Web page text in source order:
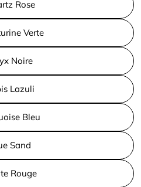
Rose
Verte
Noire
Lazuli
Bleu
Sand
Rouge